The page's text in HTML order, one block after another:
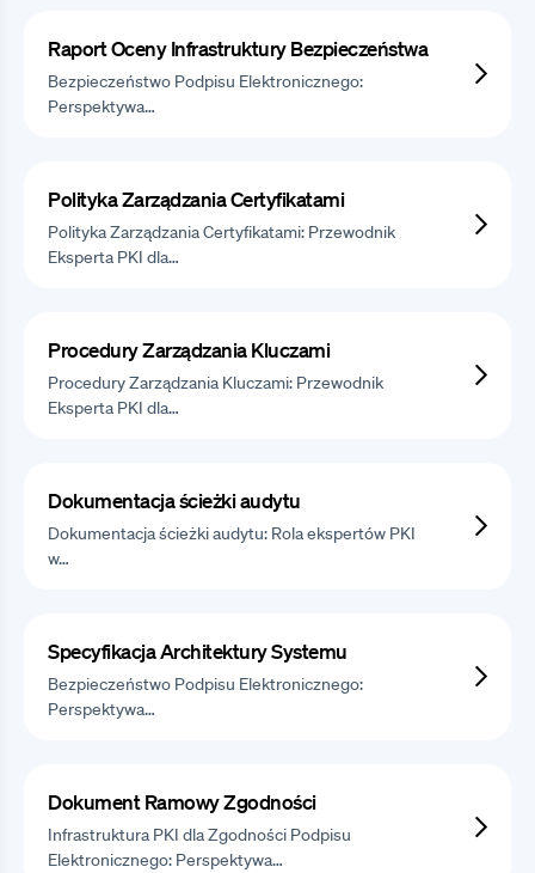
Raport Oceny Infrastruktury Bezpieczeństwa
Bezpieczeństwo Podpisu Elektronicznego:
Perspektywa…
Polityka Zarządzania Certyfikatami
Polityka Zarządzania Certyfikatami: Przewodnik
Eksperta PKI dla…
Procedury Zarządzania Kluczami
Procedury Zarządzania Kluczami: Przewodnik
Eksperta PKI dla…
Dokumentacja ścieżki audytu
Dokumentacja ścieżki audytu: Rola ekspertów PKI
w…
Specyfikacja Architektury Systemu
Bezpieczeństwo Podpisu Elektronicznego:
Perspektywa…
Dokument Ramowy Zgodności
Infrastruktura PKI dla Zgodności Podpisu
Elektronicznego: Perspektywa…